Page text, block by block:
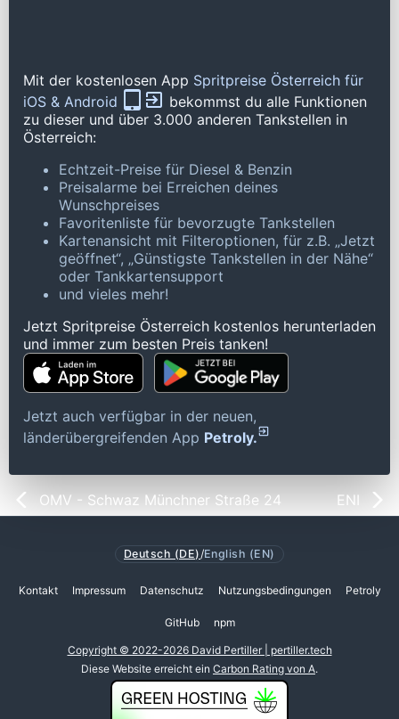
Mit der kostenlosen App Spritpreise Österreich für
iOS & Android
bekommst du alle Funktionen
zu dieser und über 3.000 anderen Tankstellen in
Österreich:
Echtzeit-Preise für Diesel & Benzin
Preisalarme bei Erreichen deines
Wunschpreises
Favoritenliste für bevorzugte Tankstellen
Kartenansicht mit Filteroptionen, für z.B. „Jetzt
geöffnet“, „Günstigste Tankstellen in der Nähe“
oder Tankkartensupport
und vieles mehr!
Jetzt Spritpreise Österreich kostenlos herunterladen
und immer zum besten Preis tanken!
Jetzt auch verfügbar in der neuen,
länderübergreifenden App Petroly.
OMV - Schwaz Münchner Straße 24 ENI
Deutsch (DE)/English (EN)
Kontakt Impressum Datenschutz Nutzungsbedingungen Petroly
GitHub npm
Copyright © 2022-2026 David Pertiller | pertiller.tech
Diese Website erreicht ein Carbon Rating von A.